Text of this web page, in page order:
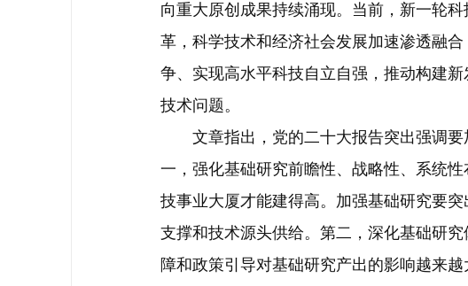
向重大原创成果持续涌现。当前，新一轮
革，科学技术和经济社会发展加速渗透融
争、实现高水平科技自立自强，推动构建
技术问题。
文章指出，党的二十大报告突出强调要
一，强化基础研究前瞻性、战略性、系统
技事业大厦才能建得高。加强基础研究要
支撑和技术源头供给。第二，深化基础研
障和政策引导对基础研究产出的影响越来